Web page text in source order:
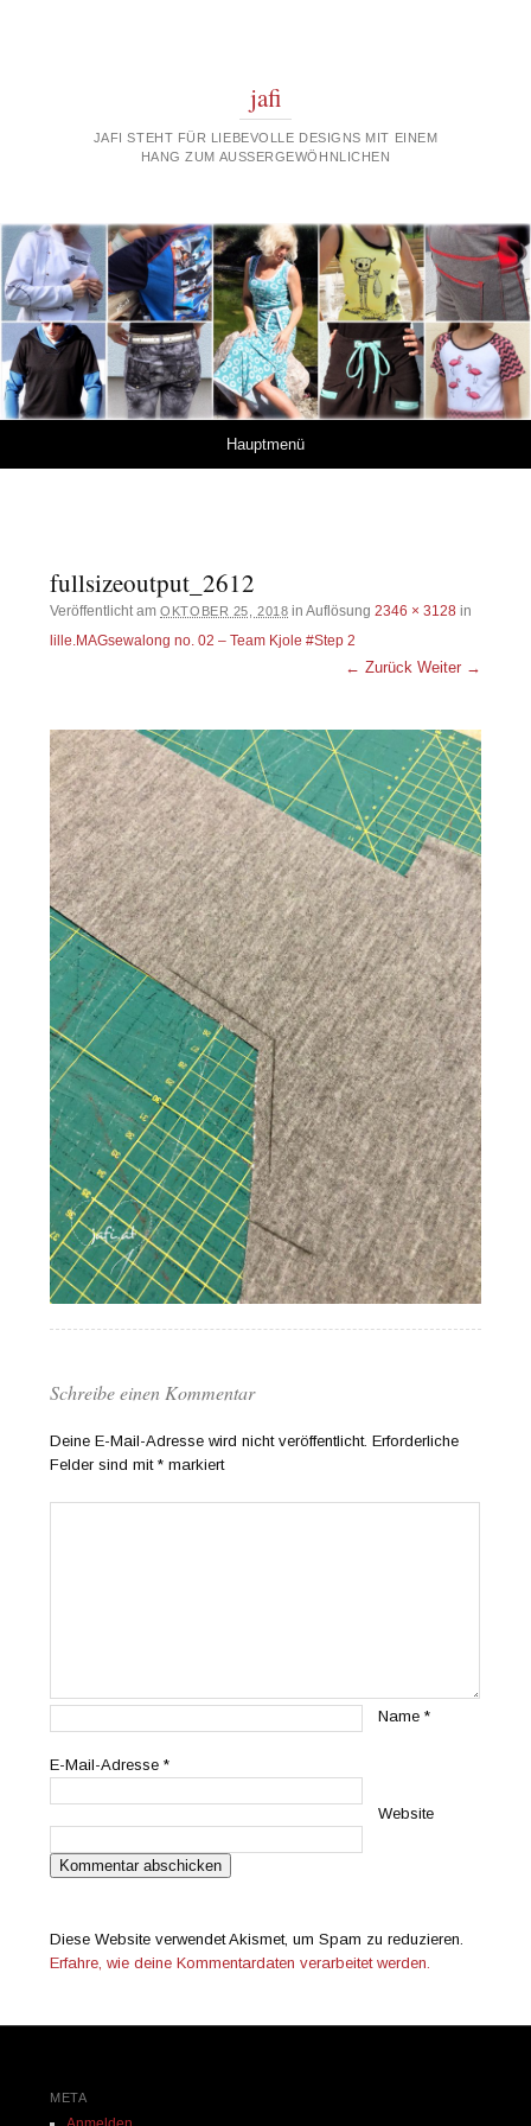
jafi
JAFI STEHT FÜR LIEBEVOLLE DESIGNS MIT EINEM
HANG ZUM AUSSERGEWÖHNLICHEN
Hauptmenü
fullsizeoutput_2612
Veröffentlicht amOKTOBER 25, 2018 in Auflösung2346 × 3128 in
lille.MAGsewalong no. 02 – Team Kjole #Step 2
← Zurück Weiter →
Schreibe einen Kommentar
Deine E-Mail-Adresse wird nicht veröffentlicht. Erforderliche
Felder sind mit* markiert
Name*
E-Mail-Adresse*
Website
Diese Website verwendet Akismet, um Spam zu reduzieren.
Erfahre, wie deine Kommentardaten verarbeitet werden.
META